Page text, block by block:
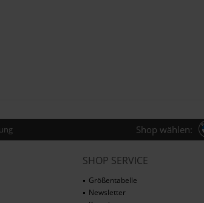
Shop wählen:
SHOP SERVICE
Größentabelle
Newsletter